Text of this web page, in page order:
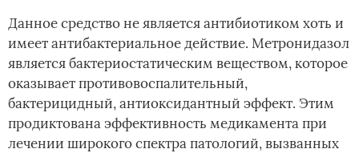
Данное средство не является антибиотиком хоть и
имеет антибактериальное действие. Метронидазол
является бактериостатическим веществом, которое
оказывает противовоспалительный,
бактерицидный, антиоксидантный эффект. Этим
продиктована эффективность медикамента при
лечении широкого спектра патологий, вызванных